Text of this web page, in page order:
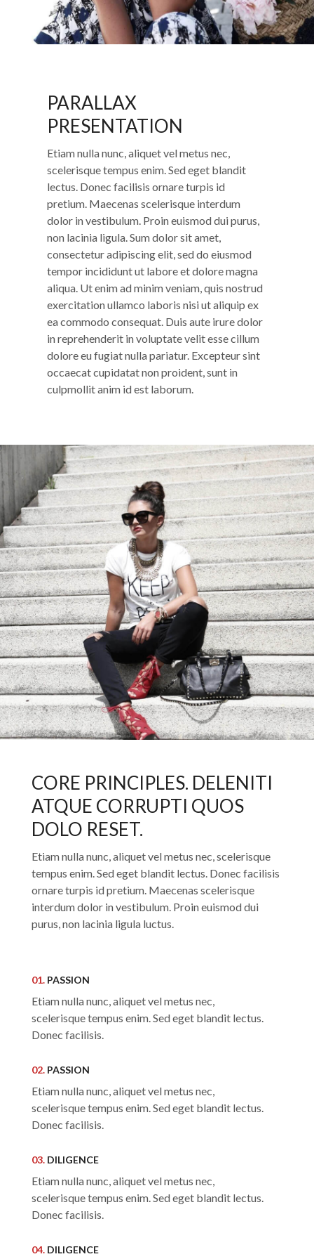
PARALLAX
PRESENTATION
Etiam nulla nunc, aliquet vel metus nec,
scelerisque tempus enim. Sed eget blandit
lectus. Donec facilisis ornare turpis id
pretium. Maecenas scelerisque interdum
dolor in vestibulum. Proin euismod dui purus,
non lacinia ligula. Sum dolor sit amet,
consectetur adipiscing elit, sed do eiusmod
tempor incididunt ut labore et dolore magna
aliqua. Ut enim ad minim veniam, quis nostrud
exercitation ullamco laboris nisi ut aliquip ex
ea commodo consequat. Duis aute irure dolor
in reprehenderit in voluptate velit esse cillum
dolore eu fugiat nulla pariatur. Excepteur sint
occaecat cupidatat non proident, sunt in
culpmollit anim id est laborum.
CORE PRINCIPLES. DELENITI
ATQUE CORRUPTI QUOS
DOLO RESET.
Etiam nulla nunc, aliquet vel metus nec, scelerisque
tempus enim. Sed eget blandit lectus. Donec facilisis
ornare turpis id pretium. Maecenas scelerisque
interdum dolor in vestibulum. Proin euismod dui
purus, non lacinia ligula luctus.
01.PASSION
Etiam nulla nunc, aliquet vel metus nec,
scelerisque tempus enim. Sed eget blandit lectus.
Donec facilisis.
02.PASSION
Etiam nulla nunc, aliquet vel metus nec,
scelerisque tempus enim. Sed eget blandit lectus.
Donec facilisis.
03.DILIGENCE
Etiam nulla nunc, aliquet vel metus nec,
scelerisque tempus enim. Sed eget blandit lectus.
Donec facilisis.
04.DILIGENCE